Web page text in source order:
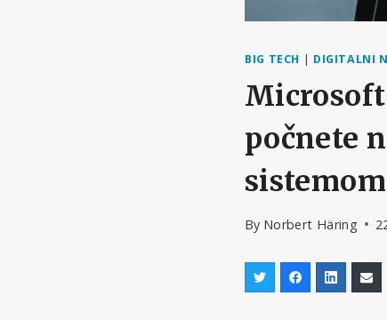
BIG TECH | DIGITALNI
počnete
By Norbert Häring